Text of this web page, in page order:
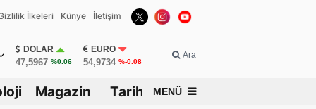
İlkeleri Künye İletişim
DOLAR
47,5967 %0.06
EURO
54,9734 %-0.08
Ara
Magazin Tarih MENÜ